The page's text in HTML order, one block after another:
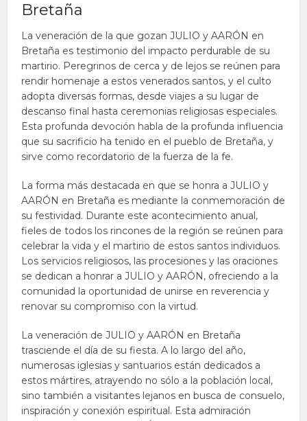
Bretaña
La veneración de la que gozan JULIO y AARÓN en
Bretaña es testimonio del impacto perdurable de su
martirio. Peregrinos de cerca y de lejos se reúnen para
rendir homenaje a estos venerados santos, y el culto
adopta diversas formas, desde viajes a su lugar de
descanso final hasta ceremonias religiosas especiales.
Esta profunda devoción habla de la profunda influencia
que su sacrificio ha tenido en el pueblo de Bretaña, y
sirve como recordatorio de la fuerza de la fe.
La forma más destacada en que se honra a JULIO y
AARÓN en Bretaña es mediante la conmemoración de
su festividad. Durante este acontecimiento anual,
fieles de todos los rincones de la región se reúnen para
celebrar la vida y el martirio de estos santos individuos.
Los servicios religiosos, las procesiones y las oraciones
se dedican a honrar a JULIO y AARÓN, ofreciendo a la
comunidad la oportunidad de unirse en reverencia y
renovar su compromiso con la virtud.
La veneración de JULIO y AARÓN en Bretaña
trasciende el día de su fiesta. A lo largo del año,
numerosas iglesias y santuarios están dedicados a
estos mártires, atrayendo no sólo a la población local,
sino también a visitantes lejanos en busca de consuelo,
inspiración y conexión espiritual. Esta admiración